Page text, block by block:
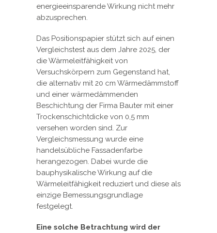
energieeinsparende Wirkung nicht mehr
abzusprechen.
Das Positionspapier stützt sich auf einen
Vergleichstest aus dem Jahre 2025, der
die Wärmeleitfähigkeit von
Versuchskörpern zum Gegenstand hat,
die alternativ mit 20 cm Wärmedämmstoff
und einer wärmedämmenden
Beschichtung der Firma Bauter mit einer
Trockenschichtdicke von 0,5 mm
versehen worden sind. Zur
Vergleichsmessung wurde eine
handelsübliche Fassadenfarbe
herangezogen. Dabei wurde die
bauphysikalische Wirkung auf die
Wärmeleitfähigkeit reduziert und diese als
einzige Bemessungsgrundlage
festgelegt.
Eine solche Betrachtung wird der